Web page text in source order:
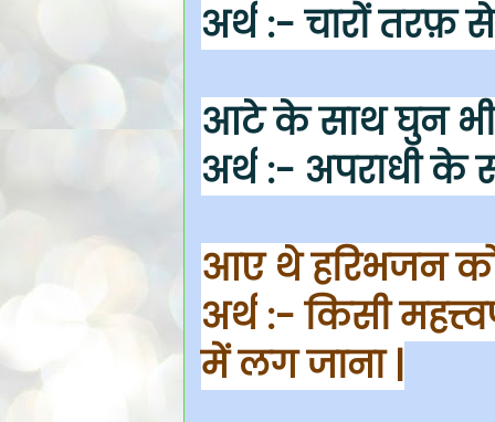
अर्थ :- चारों तरफ़ से
आटे के साथ घुन भी
अर्थ :- अपराधी के
आए थे हरिभजन
अर्थ :- किसी
में लग जाना |